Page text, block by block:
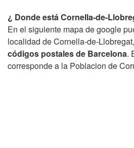
¿ Donde está Cornella-de-
En el siguiente mapa de google
localidad de Cornella-de-
códigos postales de Barcelona.
corresponde a la Poblacion de